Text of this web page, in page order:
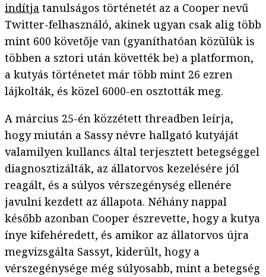
indítja tanulságos történetét az a Cooper nevű
Twitter-felhasználó, akinek ugyan csak alig több
mint 600 követője van (gyaníthatóan közülük is
többen a sztori után követték be) a platformon,
a kutyás történetet már több mint 26 ezren
lájkolták, és közel 6000-en osztották meg.
A március 25-én közzétett threadben leírja,
hogy miután a Sassy névre hallgató kutyáját
valamilyen kullancs által terjesztett betegséggel
diagnosztizálták, az állatorvos kezelésére jól
reagált, és a súlyos vérszegénység ellenére
javulni kezdett az állapota. Néhány nappal
később azonban Cooper észrevette, hogy a kutya
ínye kifehéredett, és amikor az állatorvos újra
megvizsgálta Sassyt, kiderült, hogy a
vérszegénysége még súlyosabb, mint a betegség